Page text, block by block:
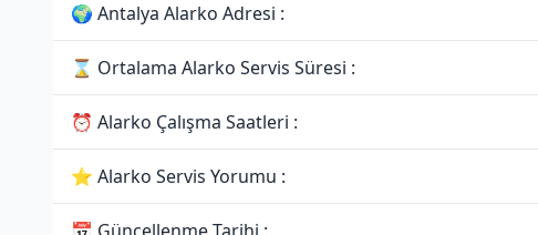
🌍 Antalya Alarko Adresi :
⌛ Ortalama Alarko Servis Süresi :
⏰ Alarko Çalışma Saatleri :
⭐ Alarko Servis Yorumu :